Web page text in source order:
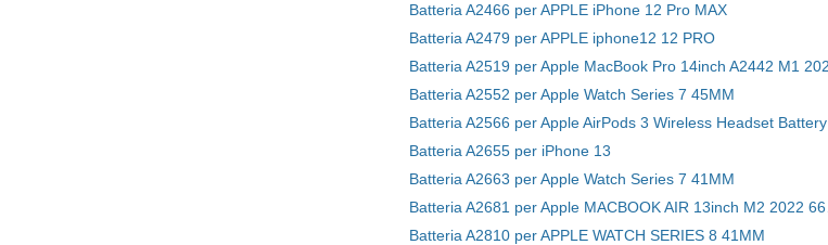
Batteria A2466 per APPLE iPhone 12 Pro MAX
Batteria A2479 per APPLE iphone12 12 PRO
Batteria A2552 per Apple Watch Series 7 45MM
Batteria A2566 per Apple AirPods 3 Wireless Headset Battery
Batteria A2655 per iPhone 13
Batteria A2663 per Apple Watch Series 7 41MM
Batteria A2810 per APPLE WATCH SERIES 8 41MM